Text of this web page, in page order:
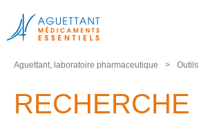
Aguettant, laboratoire pharmaceutique Outils
RECHERCHE